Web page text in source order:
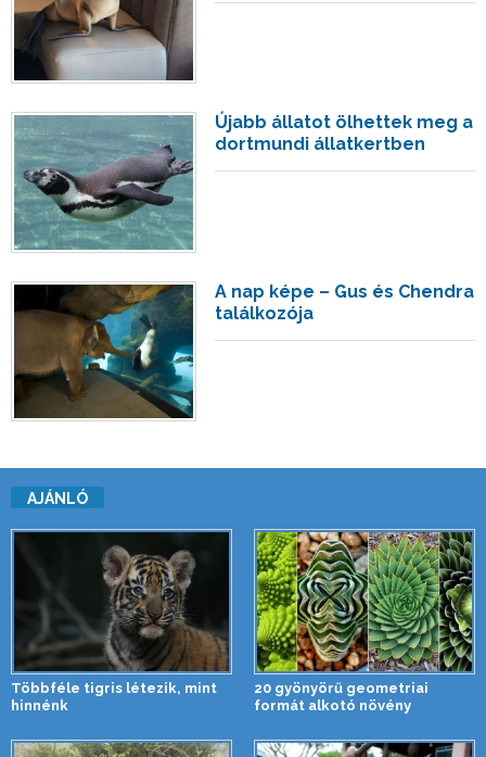
Újabb állatot ölhettek meg a
dortmundi állatkertben
A nap képe – Gus és Chendra
találkozója
AJÁNLÓ
Többféle tigris létezik, mint
hinnénk
20 gyönyörű geometriai
formát alkotó növény